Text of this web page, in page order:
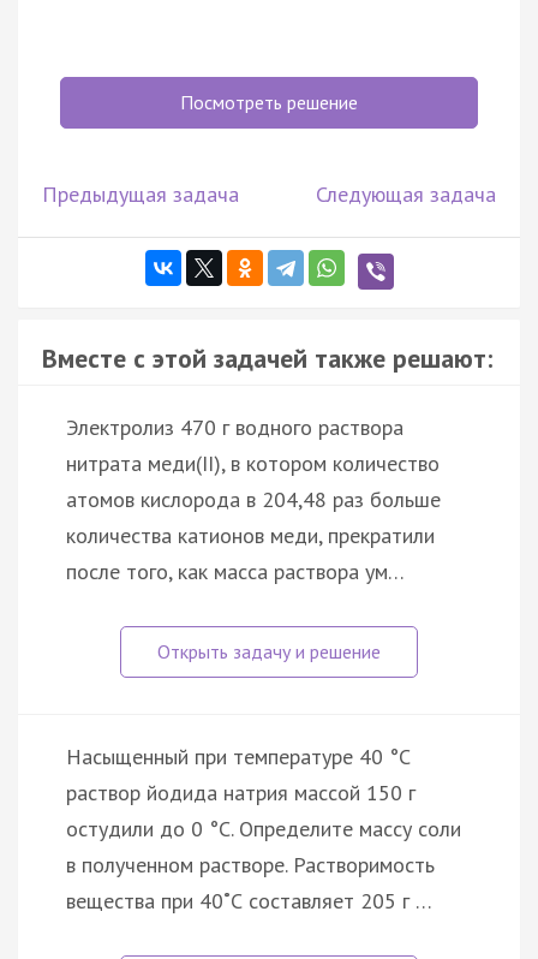
Посмотреть решение
Предыдущая задача Следующая задача
Вместе с этой задачей также решают:
Электролиз 470 г водного раствора
нитрата меди(II), в котором количество
атомов кислорода в 204,48 раз больше
количества катионов меди, прекратили
после того, как масса раствора ум…
Насыщенный при температуре 40 °С
раствор йодида натрия массой 150 г
остудили до 0 °С. Определите массу соли
в полученном растворе. Растворимость
вещества при 40˚С составляет 205 г …